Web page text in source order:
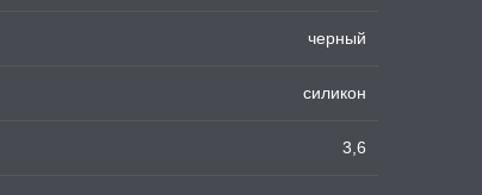
черный
силикон
3,6